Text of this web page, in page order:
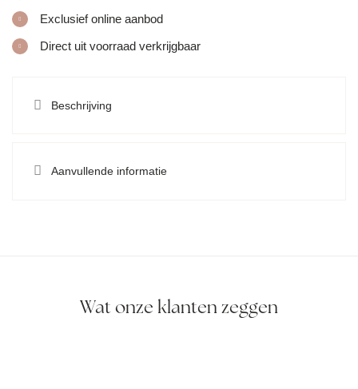
Exclusief online aanbod
Direct uit voorraad verkrijgbaar
Beschrijving
Aanvullende informatie
Wat onze klanten zeggen